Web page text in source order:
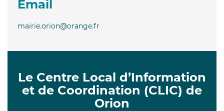
Email
mairie.orion@orange.fr
Le Centre Local d’Information
et de Coordination (CLIC) de
Orion